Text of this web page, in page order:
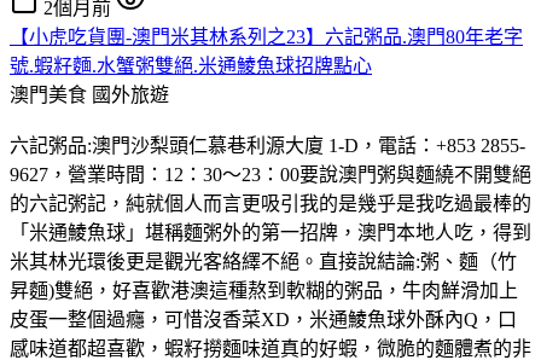
2個月前
【小虎吃貨團-澳門米其林系列之23】六記粥品.澳門80年老字
號.蝦籽麵.水蟹粥雙絕.米通鯪魚球招牌點心
澳門美食 國外旅遊
六記粥品:澳門沙梨頭仁慕巷利源大廈 1-D，電話：+853 2855-
9627，營業時間：12：30～23：00要說澳門粥與麵繞不開雙絕
的六記粥記，純就個人而言更吸引我的是幾乎是我吃過最棒的
「米通鯪魚球」堪稱麵粥外的第一招牌，澳門本地人吃，得到
米其林光環後更是觀光客絡繹不絕。直接說結論:粥、麵（竹
昇麵)雙絕，好喜歡港澳這種熬到軟糊的粥品，牛肉鮮滑加上
皮蛋一整個過癮，可惜沒香菜XD，米通鯪魚球外酥內Q，口
感味道都超喜歡，蝦籽撈麵味道真的好蝦，微脆的麵體煮的非